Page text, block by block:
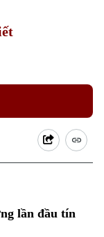
lần đầu tín